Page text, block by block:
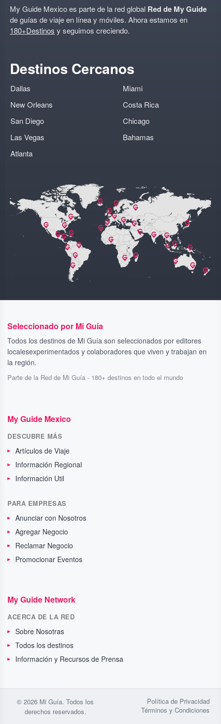
My Guide Mexico es parte de la red global Red de My Guide
de guías de viaje en línea y móviles. Ahora estamos en
180+Destinos y seguimos creciendo.
Destinos Cercanos
Dallas
New Orleans
San Diego
Las Vegas
Atlanta
Miami
Costa Rica
Chicago
Bahamas
Seleccionado por Mi Guía
Todos los destinos de Mi Guía son seleccionados por editores
localesexperimentados y colaboradores que viven y trabajan en
la región.
Parte de la Red de Mi Guía - 180+ destinos en todo el mundo
My Guide Mexico
DESCUBRE MÁS
Artículos de Viaje
Información Regional
Información Util
PARA EMPRESAS
Anunciar con Nosotros
Agregar Negocio
Reclamar Negocio
Promocionar Eventos
My Guide Network
ACERCA DE LA RED
Sobre Nosotras
Todos los destinos
Información y Recursos de Prensa
© 2026 Mi Guía. Todos los
derechos reservados.
Política de Privacidad
Términos y Condiciones